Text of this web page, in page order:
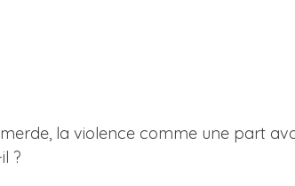
la violence comme une part
?